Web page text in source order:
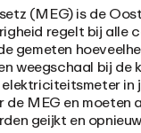
(MEG) is de
regelt bij alle
gemeten
weegschaal bij de
in
MEG en moeten
geijkt en